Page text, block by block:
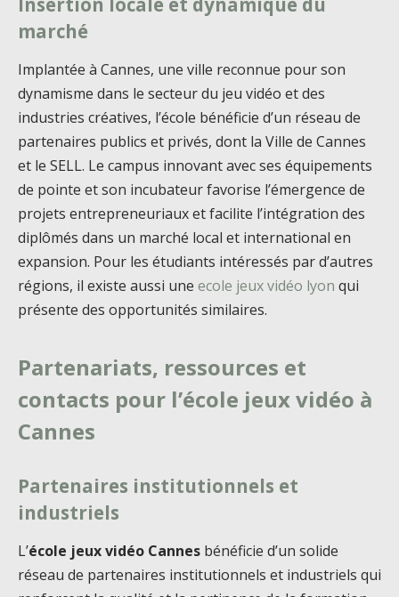
marché
Implantée à Cannes, une ville reconnue pour son
dynamisme dans le secteur du jeu vidéo et des
industries créatives, l’école bénéficie d’un réseau de
partenaires publics et privés, dont la Ville de Cannes
et le SELL. Le campus innovant avec ses équipements
de pointe et son incubateur favorise l’émergence de
projets entrepreneuriaux et facilite l’intégration des
diplômés dans un marché local et international en
expansion. Pour les étudiants intéressés par d’autres
régions, il existe aussi une ecole jeux vidéo lyon qui
présente des opportunités similaires.
Partenariats, ressources et
contacts pour l’école jeux vidéo à
Cannes
Partenaires institutionnels et
industriels
L’école jeux vidéo Cannes bénéficie d’un solide
réseau de partenaires institutionnels et industriels qui